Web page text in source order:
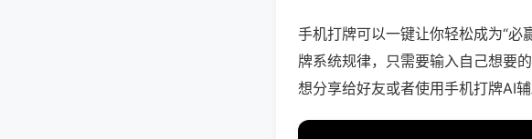
手机打牌可以一键让你轻松成为“必
牌系统规律，只需要输入自己想要
想分享给好友或者使用手机打牌AI辅